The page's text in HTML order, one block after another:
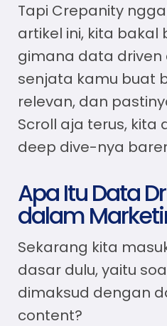
Tapi Crepanity
artikel ini, kita bakal
gimana data driven
senjata kamu buat
relevan, dan
Scroll aja terus, kita
deep dive-nya
Apa Itu Data
dalam
Sekarang kita
dasar dulu, yaitu
dimaksud dengan
content?